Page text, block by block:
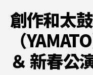
創作和太
（
＆ 新春公